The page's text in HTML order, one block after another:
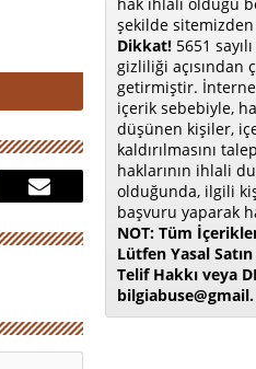
şekilde sitemizden
Dikkat! 5651
gizliliği açısından
getirmiştir.
içerik sebebiyle,
düşünen kişiler,
kaldırılmasını
haklarının ihlali
olduğunda, ilgili
başvuru yaparak
NOT: Tüm
Lütfen Yasal
Telif Hakkı veya